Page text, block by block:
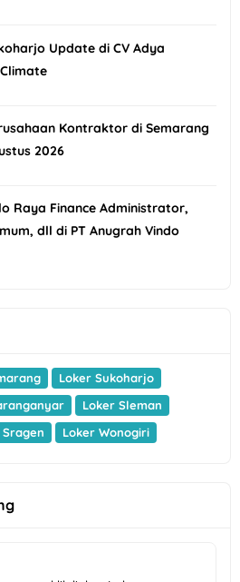
Update di CV Adya
Kontraktor di Semarang
2026
Raya Finance Administrator,
dll di PT Anugrah Vindo
Loker Sukoharjo
Loker Sleman
Loker Wonogiri